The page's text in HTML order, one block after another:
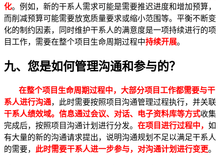
化。例如，新的干系人需求可能是需要推迟进度和增加预算，
而削减预算可能需要放宽质量要求或缩小范围等。平衡不断变
化的制约因素，同时维护干系人的满意度是一项持续进行的项
目工作，需要在整个项目生命周期过程中持续开展。
九、您是如何管理沟通和参与的？
在整个项目生命周期过程中，大部分项目工作都需要与干
系人进行沟通，此时需要按照项目沟通管理过程执行，并关联
干系人绩效域。信息通过会议、对话、电子资料库等方式收集
完成后，按照项目沟通计划进行分发。 在项目进行过程中， 如
有大量的新的沟通请求提出，说明沟通规划不足以满足干系人
的需要，
此时需要干系人进一步参与，对沟通计划进行变更。